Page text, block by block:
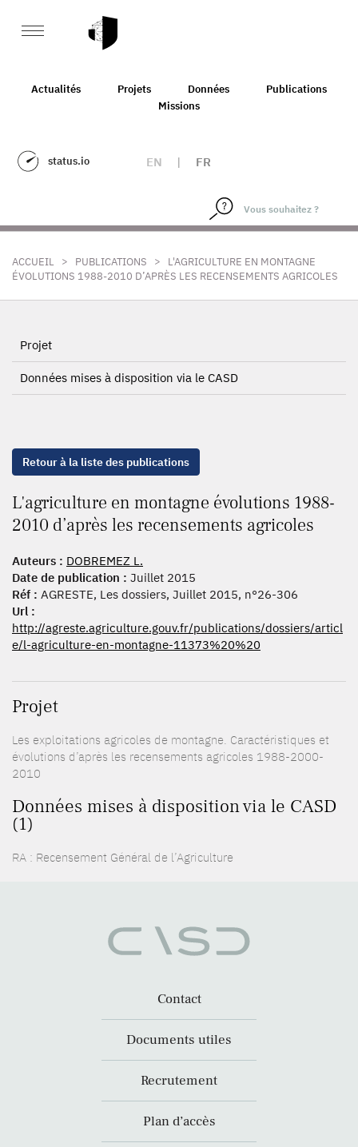
Actualités Projets Données
Publications
Missions
status.io EN | FR
ACCUEIL > PUBLICATIONS >
L'AGRICULTURE EN MONTAGNE
ÉVOLUTIONS 1988-2010 D’APRÈS LES RECENSEMENTS AGRICOLES
Projet
Données mises à disposition via le CASD
Retour à la liste des publications
L'agriculture en montagne évolutions 1988-
2010 d’après les recensements agricoles
Auteurs : DOBREMEZ L.
Date de publication : Juillet 2015
Réf : AGRESTE, Les dossiers, Juillet 2015, n°26-306
Url :
http://agreste.agriculture.gouv.fr/publications/dossiers/articl
e/l-agriculture-en-montagne-11373%20%20
Projet
Les exploitations agricoles de montagne. Caractéristiques et
évolutions d’après les recensements agricoles 1988-2000-
2010
Données mises à disposition via le CASD
(1)
RA : Recensement Général de l’Agriculture
Contact
Documents utiles
Recrutement
Plan d’accès